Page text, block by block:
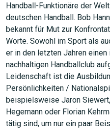
Handball-Funktionäre der
deutschen Handball. Bob
bekannt für Mut zur
Worte. Sowohl im Sport als
er in den letzten Jahren
nachhaltigen Handballclub
Leidenschaft ist die
Persönlichkeiten /
beispielsweise Jaron
Hegemann oder Florian
tätig sind, um nur ein paar